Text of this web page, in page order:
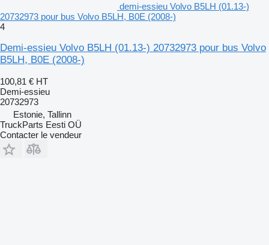
demi-essieu Volvo B5LH (01.13-)
20732973 pour bus Volvo B5LH, B0E (2008-)
4
Demi-essieu Volvo B5LH (01.13-) 20732973 pour bus Volvo
B5LH, B0E (2008-)
100,81 € HT
Demi-essieu
20732973
Estonie, Tallinn
TruckParts Eesti OÜ
Contacter le vendeur